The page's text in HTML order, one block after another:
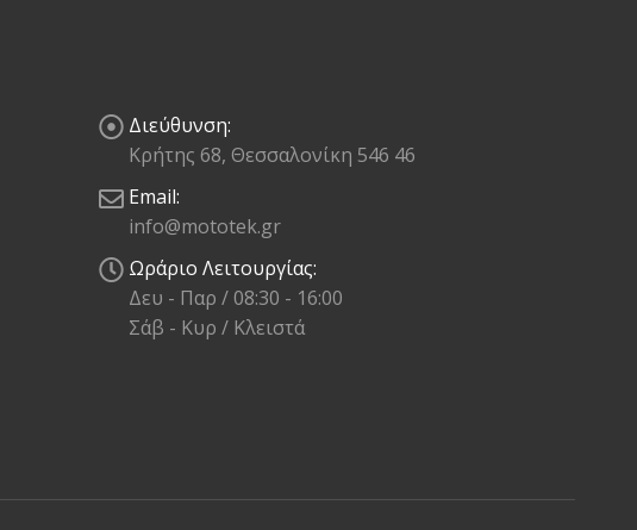
Διεύθυνση:
Κρήτης 68, Θεσσαλονίκη 546 46
Email:
info@mototek.gr
Ωράριο Λειτουργίας:
Δευ - Παρ / 08:30 - 16:00
Σάβ - Κυρ / Κλειστά